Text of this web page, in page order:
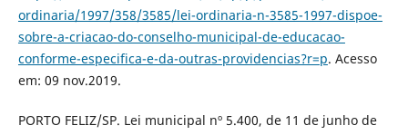
ordinaria/1997/358/3585/lei-ordinaria-n-3585-1997-dispoe-
sobre-a-criacao-do-conselho-municipal-de-educacao-
conforme-especifica-e-da-outras-providencias?r=p. Acesso
em: 09 nov.2019.
PORTO FELIZ/SP. Lei municipal nº 5.400, de 11 de junho de